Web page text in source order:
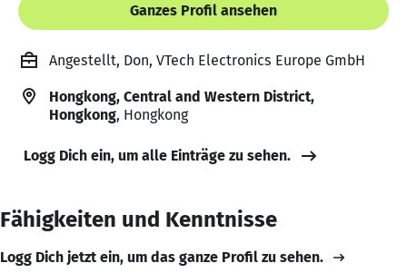
Ganzes Profil ansehen
Angestellt, Don, VTech Electronics Europe GmbH
Hongkong, Central and Western District,
Hongkong, Hongkong
Logg Dich ein, um alle Einträge zu sehen.
Fähigkeiten und Kenntnisse
Logg Dich jetzt ein, um das ganze Profil zu sehen.